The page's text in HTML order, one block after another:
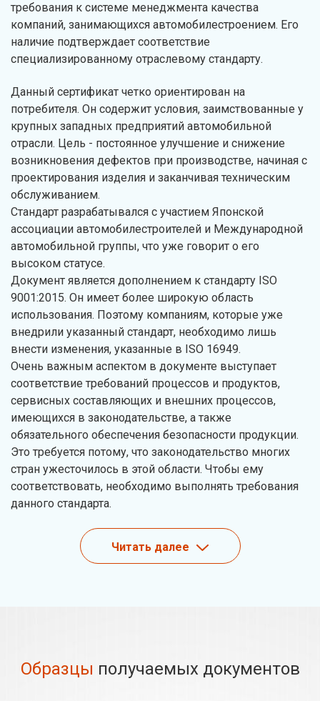
требования к системе менеджмента качества
компаний, занимающихся автомобилестроением. Его
наличие подтверждает соответствие
специализированному отраслевому стандарту.
Данный сертификат четко ориентирован на
потребителя. Он содержит условия, заимствованные у
крупных западных предприятий автомобильной
отрасли. Цель - постоянное улучшение и снижение
возникновения дефектов при производстве, начиная с
проектирования изделия и заканчивая техническим
обслуживанием.
Стандарт разрабатывался с участием Японской
ассоциации автомобилестроителей и Международной
автомобильной группы, что уже говорит о его
высоком статусе.
Документ является дополнением к стандарту ISO
9001:2015. Он имеет более широкую область
использования. Поэтому компаниям, которые уже
внедрили указанный стандарт, необходимо лишь
внести изменения, указанные в ISO 16949.
Очень важным аспектом в документе выступает
соответствие требований процессов и продуктов,
сервисных составляющих и внешних процессов,
имеющихся в законодательстве, а также
обязательного обеспечения безопасности продукции.
Это требуется потому, что законодательство многих
стран ужесточилось в этой области. Чтобы ему
соответствовать, необходимо выполнять требования
данного стандарта.
Читать далее
Образцы получаемых документов